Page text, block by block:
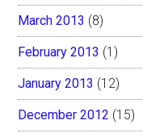
March 2013 (8)
February 2013 (1)
January 2013 (12)
December 2012 (15)